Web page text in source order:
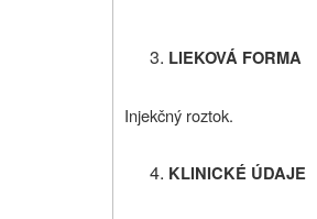
LIEKOVÁ FORMA
Injekčný roztok.
KLINICKÉ ÚDAJE